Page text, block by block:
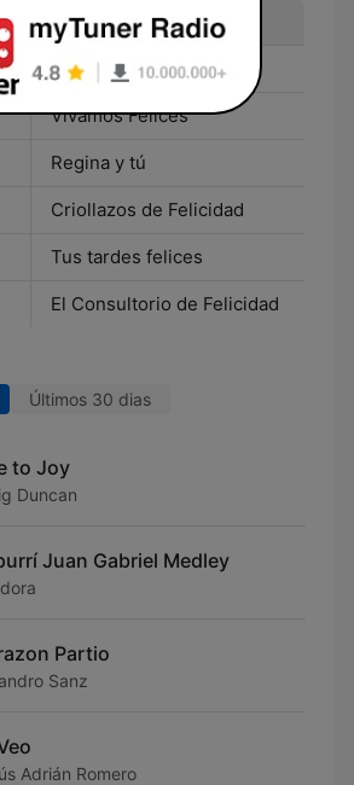
Programa
Leyendas de la música
Vivamos Felices
Regina y tú
Criollazos de Felicidad
Tus tardes felices
El Consultorio de Felicidad
Últimos 30 dias
to Joy
Duncan
Juan Gabriel Medley
Partio
Sanz
Adrián Romero